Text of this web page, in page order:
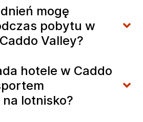
mogę
pobytu w
Valley?
hotele w Caddo
lotnisko?